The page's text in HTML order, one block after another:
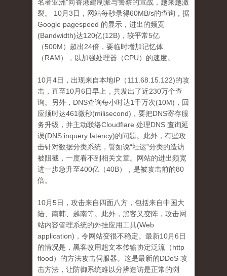
名者亚洲”向香港建制派与警察的宣战，越来越激
裂。 10月3日，网站每秒录得60MB/s的查询，据
Google pagespeed 的显示，进出的频宽
(Bandwidth)达120亿(12B)，较平常5亿
（500M）超出24倍，要临时增加记忆体
（RAM），以加强处理器（CPU）的速度。
10月4日，出现来自本地IP（111.68.15.122)的攻
击，直至10月6日早上，共发出了近230万个查
询。
另外，DNS查询每小时达1千万次(10M)，回
应须时达461微秒(milisecond)，要把DNS寄存服
务升级，并主动联络Cloudflare 处理DNS 查询延
误(DNS inquery latency)的问题。 此外，有些攻
击针对数据分类系统，譬如说“社运”分类的造访
被阻​​截，一度看不到相关文章。
网站的进出频宽
进一步急升至400亿（40B），是被攻击前的80
倍。
10月5日，攻击来自四面八方，包括来自中国大
陆、南韩、越南等。 此外，黑客又变阵，攻击网
站内容管理系统的外挂应用工具(Web
application)，令网站变很不稳定。 最新10月6日
的情况是，黑客改用超文本传输​​协定泛流（http
flood）的方法攻击伺服器。 这是最新的DDoS 攻
击方法，让防御系统难以分辨造访是正常的浏